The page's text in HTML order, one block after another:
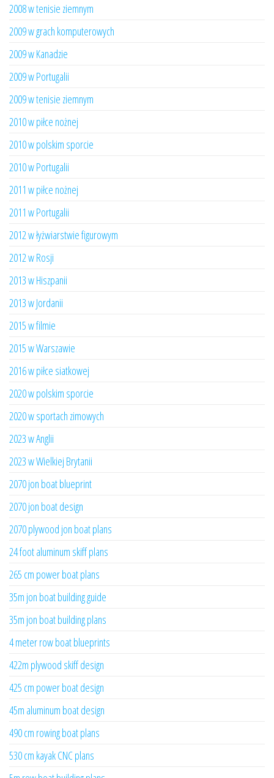
2008 w tenisie ziemnym
2009 w grach komputerowych
2009 w Kanadzie
2009 w Portugalii
2009 w tenisie ziemnym
2010 w piłce nożnej
2010 w polskim sporcie
2010 w Portugalii
2011 w piłce nożnej
2011 w Portugalii
2012 w łyżwiarstwie figurowym
2012 w Rosji
2013 w Hiszpanii
2013 w Jordanii
2015 w filmie
2015 w Warszawie
2016 w piłce siatkowej
2020 w polskim sporcie
2020 w sportach zimowych
2023 w Anglii
2023 w Wielkiej Brytanii
2070 jon boat blueprint
2070 jon boat design
2070 plywood jon boat plans
24 foot aluminum skiff plans
265 cm power boat plans
35m jon boat building guide
35m jon boat building plans
4 meter row boat blueprints
422m plywood skiff design
425 cm power boat design
45m aluminum boat design
490 cm rowing boat plans
530 cm kayak CNC plans